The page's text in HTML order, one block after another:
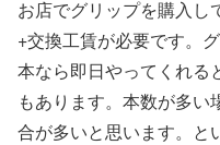
お店でグリップを購入し
+交換工賃が必要です。
本なら即日やってくれる
もあります。本数が多
合が多いと思います。と